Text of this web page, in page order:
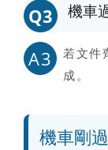
Q3 機車
A3
若文件
成。
機車剛